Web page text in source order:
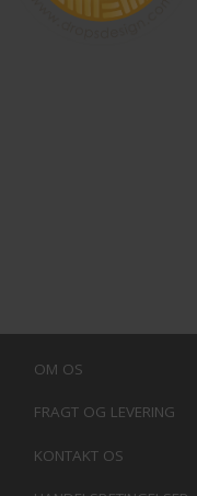
OM OS
FRAGT OG LEVERING
KONTAKT OS